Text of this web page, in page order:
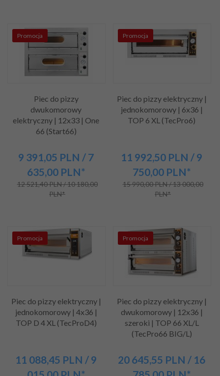
Promocja
Piec do pizzy
dwukomorowy
elektryczny | 12x33 | One
66 (Start66)
9 391,05 PLN / 7
635,00 PLN*
12 521,40 PLN / 10 180,00
PLN*
Promocja
Piec do pizzy elektryczny |
jednokomorowy | 6x36 |
TOP 6 XL (TecPro6)
11 992,50 PLN / 9
750,00 PLN*
15 990,00 PLN / 13 000,00
PLN*
Promocja
Piec do pizzy elektryczny |
jednokomorowy | 4x36 |
TOP D 4 XL (TecProD4)
11 088,45 PLN / 9
Promocja
Piec do pizzy elektryczny |
dwukomorowy | 12x36 |
szeroki | TOP 66 XL/L
(TecPro66 BIG/L)
20 645,55 PLN / 16